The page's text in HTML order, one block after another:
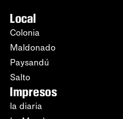
Local
Colonia
Maldonado
Paysandú
Salto
Impresos
la diaria